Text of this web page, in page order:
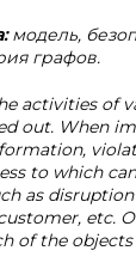
модель,
графов.
activities of
out. When
to which
as
etc.
of the